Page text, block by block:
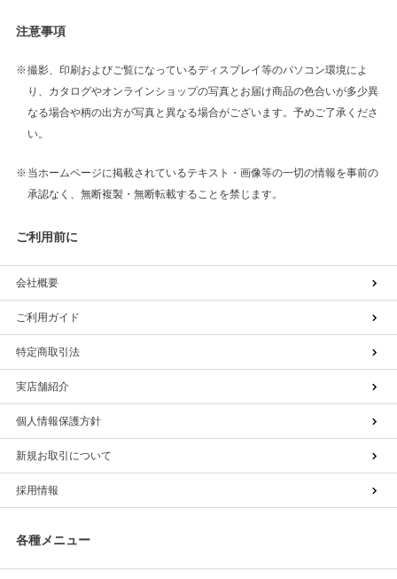
注意事項
撮影、印刷およびご覧になっているディスプレイ等のパソコン環境によ
り、カタログやオンラインショップの写真とお届け商品の色合いが多少異
なる場合や柄の出方が写真と異なる場合がございます。予めご了承くださ
い。
当ホームページに掲載されているテキスト・画像等の一切の情報を事前の
承認なく、無断複製・無断転載することを禁じます。
ご利用前に
会社概要
ご利用ガイド
特定商取引法
実店舗紹介
個人情報保護方針
新規お取引について
採用情報
各種メニュー